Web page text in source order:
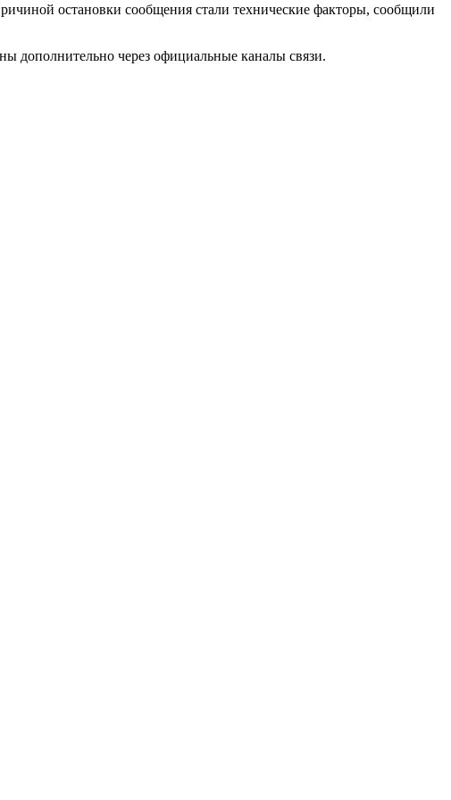
остановки сообщения стали технические факторы, сообщили
дополнительно через официальные каналы связи.